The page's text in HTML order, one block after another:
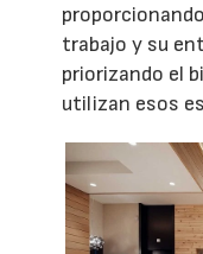
trabajo y su
priorizando el
utilizan esos